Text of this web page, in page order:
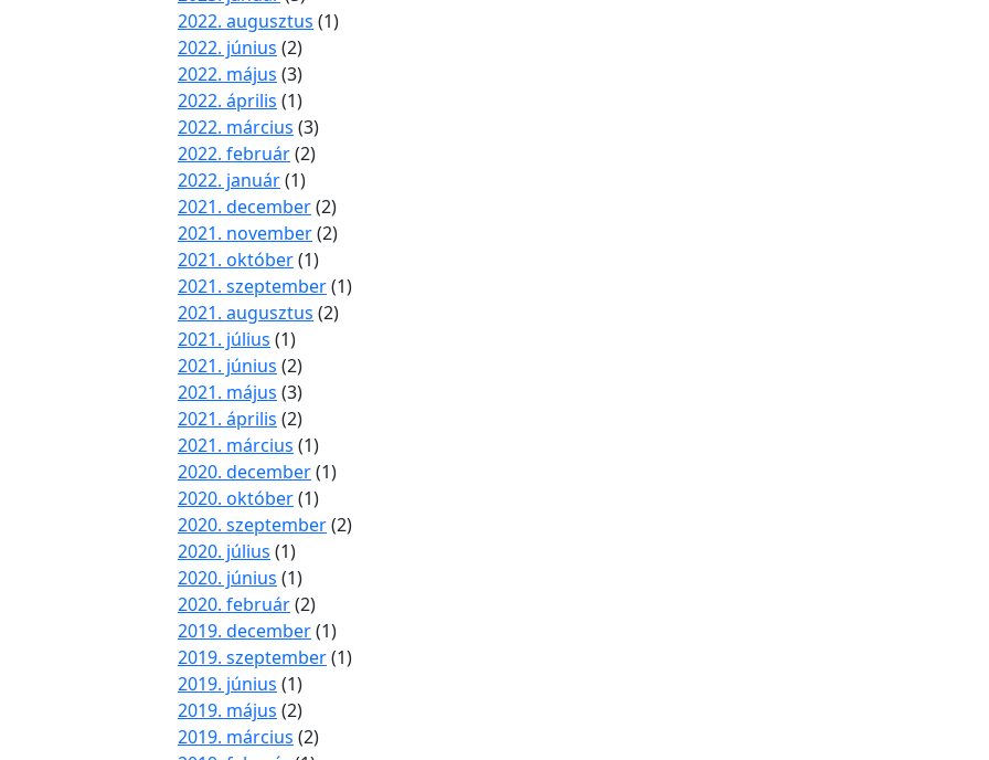
2022. augusztus (1)
2022. június (2)
2022. május (3)
2022. április (1)
2022. március (3)
2022. február(2)
2022. január(1)
2021. december(2)
2021. november(2)
2021. október(1)
2021. szeptember(1)
2021. augusztus (2)
2021. július (1)
2021. június (2)
2021. május (3)
2021. április (2)
2021. március (1)
2020. december(1)
2020. október(1)
2020. szeptember(2)
2020. július (1)
2020. június (1)
2020. február(2)
2019. december(1)
2019. szeptember(1)
2019. június (1)
2019. május (2)
2019. március (2)